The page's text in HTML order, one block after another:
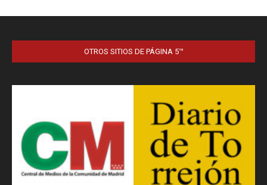
OTROS SITIOS DE PÁGINA 5™